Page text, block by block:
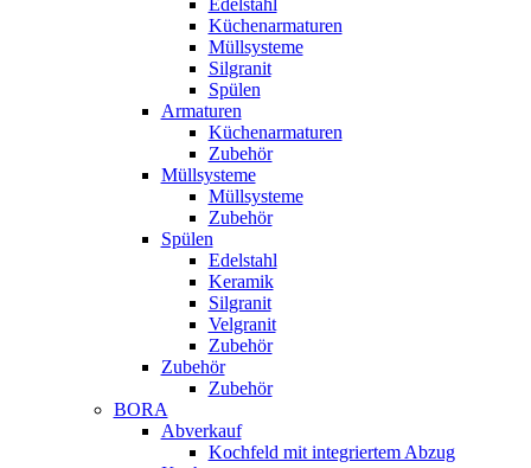
Edelstahl
Küchenarmaturen
Müllsysteme
Silgranit
Spülen
Armaturen
Küchenarmaturen
Zubehör
Müllsysteme
Müllsysteme
Zubehör
Spülen
Edelstahl
Keramik
Silgranit
Velgranit
Zubehör
Zubehör
Zubehör
BORA
Abverkauf
Kochfeld mit integriertem Abzug